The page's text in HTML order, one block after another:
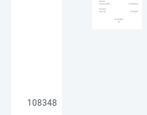
108348